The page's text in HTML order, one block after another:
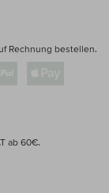
Rechnung bestellen.
ab 60€.